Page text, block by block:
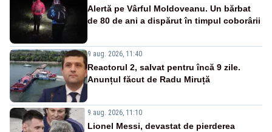
Alertă pe Vârful Moldoveanu. Un bărbat
de 80 de ani a dispărut în timpul coborârii
9 aug. 2026, 11:40
Reactorul 2, salvat pentru încă 9 zile.
Anunțul făcut de Radu Miruță
9 aug. 2026, 11:10
Lionel Messi, devastat de pierderea